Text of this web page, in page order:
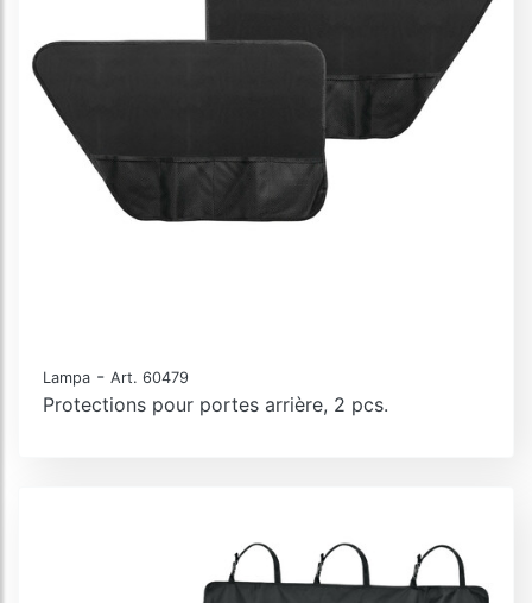
Lampa - Art. 60479
Protections pour portes arrière, 2 pcs.